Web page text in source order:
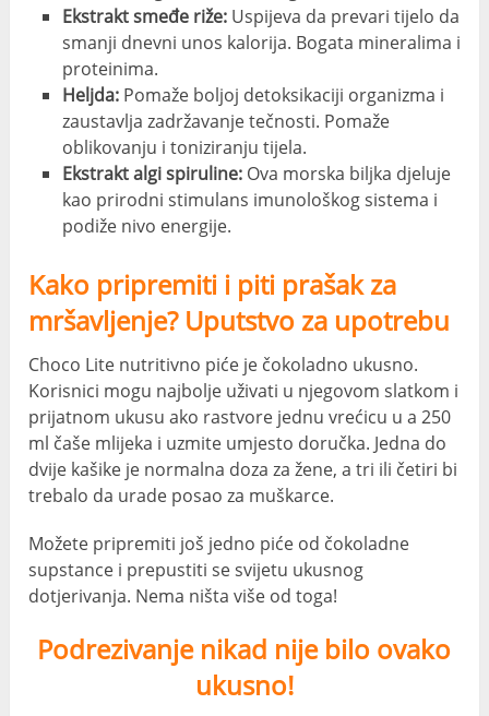
Ekstrakt smeđe riže:Uspijeva da prevari tijelo da
smanji dnevni unos kalorija. Bogata mineralima i
proteinima.
Heljda:Pomaže boljoj detoksikaciji organizma i
zaustavlja zadržavanje tečnosti. Pomaže
oblikovanju i toniziranju tijela.
Ekstrakt algi spiruline: Ova morska biljka djeluje
kao prirodni stimulans imunološkog sistema i
podiže nivo energije.
Kako pripremiti i piti prašak za
mršavljenje? Uputstvo za upotrebu
Choco Lite nutritivno piće je čokoladno ukusno.
Korisnici mogu najbolje uživati ​​u njegovom slatkom i
prijatnom ukusu ako rastvore jednu vrećicu u a 250
ml čaše mlijeka i uzmite umjesto doručka. Jedna do
dvije kašike je normalna doza za žene, a tri ili četiri bi
trebalo da urade posao za muškarce.
Možete pripremiti još jedno piće od čokoladne
supstance i prepustiti se svijetu ukusnog
dotjerivanja. Nema ništa više od toga!
Podrezivanje nikad nije bilo ovako
ukusno!